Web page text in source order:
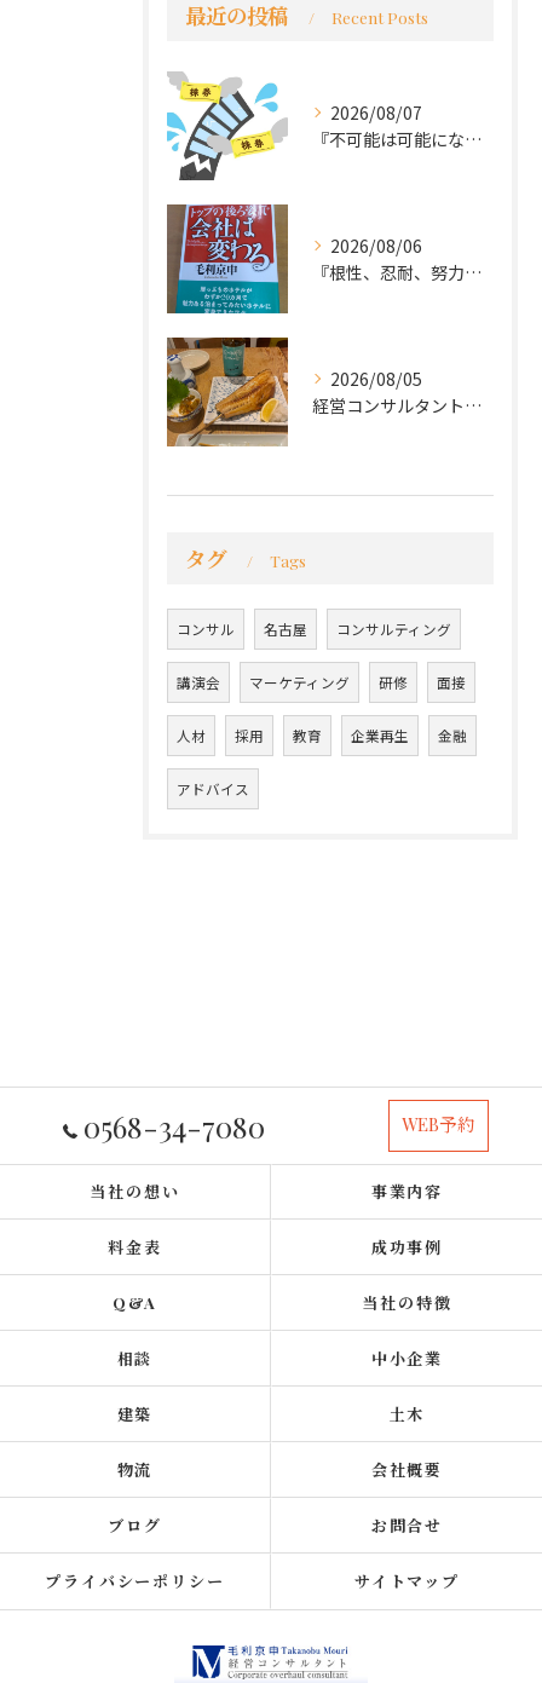
最近の投稿 Recent Posts
2026/08/07
『不可能は可能になる』
2026/08/06
『根性、忍耐、努力という言葉は死語なのか』
2026/08/05
経営コンサルタントのモーちゃん・毛利京申です。
タグ Tags
コンサル 名古屋 コンサルティング
講演会 マーケティング 研修 面接
人材 採用 教育 企業再生 金融
アドバイス
0568-34-7080 WEB予約
当社の想い 事業内容
料金表 成功事例
Q&A 当社の特徴
相談 中小企業
建築 土木
物流 会社概要
ブログ お問合せ
プライバシーポリシー サイトマップ